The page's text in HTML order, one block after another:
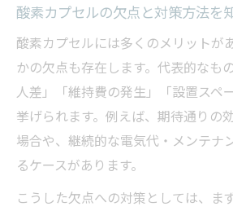
酸素カプセルの欠点と対策方法を
酸素カプセルには多くのメリットが
かの欠点も存在します。代表的なも
人差」「維持費の発生」「設置スペ
挙げられます。例えば、期待通りの
場合や、継続的な電気代・メンテナ
るケースがあります。
こうした欠点への対策としては、ま